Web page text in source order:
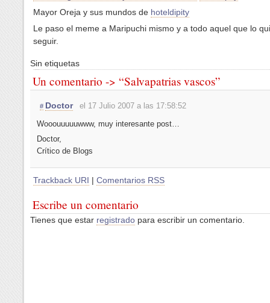
Mayor Oreja y sus mundos de hoteldipity
Le paso el meme a Maripuchi mismo y a todo aquel que lo
seguir.
Sin etiquetas
Un comentario -> “Salvapatrias vascos”
# Doctor
el 17 Julio 2007 a las 17:58:52
Wooouuuuuwww, muy interesante post…
Doctor,
Crítico de Blogs
Trackback URI | Comentarios RSS
Escribe un comentario
Tienes que estar registrado para escribir un comentario.